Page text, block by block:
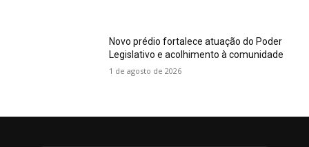
Novo prédio fortalece atuação do Poder
Legislativo e acolhimento à comunidade
1 de agosto de 2026